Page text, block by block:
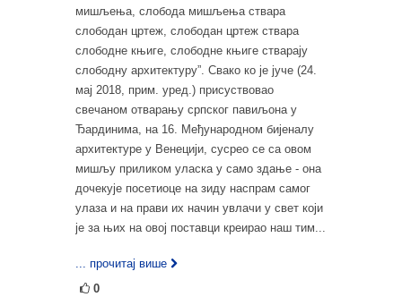
мишљења, слобода мишљења ствара
слободан цртеж, слободан цртеж ствара
слободне књиге, слободне књиге стварају
слободну архитектуру”. Свако ко је јуче (24.
мај 2018, прим. уред.) присуствовао
свечаном отварању српског павиљона у
Ђардинима, на 16. Међународном бијеналу
архитектуре у Венецији, сусрео се са овом
мишљу приликом уласка у само здање - она
дочекује посетиоце на зиду наспрам самог
улаза и на прави их начин увлачи у свет који
је за њих на овој поставци креирао наш тим...
... прочитај више
0